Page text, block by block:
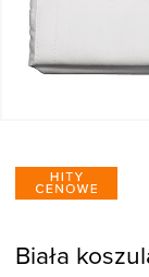
Biała